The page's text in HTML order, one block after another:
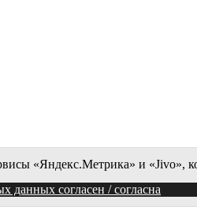
«Яндекс.Метрика» и «Jivo»,
данных согласен / согласна